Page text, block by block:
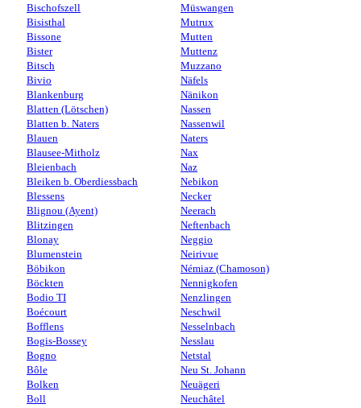
Bischofszell
Bisisthal
Bissone
Bister
Bitsch
Bivio
Blankenburg
Blatten (Lötschen)
Blatten b. Naters
Blauen
Blausee-Mitholz
Bleienbach
Bleiken b. Oberdiessbach
Blessens
Blignou (Ayent)
Blitzingen
Blonay
Blumenstein
Böbikon
Böckten
Bodio TI
Boécourt
Bofflens
Bogis-Bossey
Bogno
Bôle
Bolken
Boll
Müswangen
Mutrux
Mutten
Muttenz
Muzzano
Näfels
Nänikon
Nassen
Nassenwil
Naters
Nax
Naz
Nebikon
Necker
Neerach
Neftenbach
Neggio
Neirivue
Némiaz (Chamoson)
Nennigkofen
Nenzlingen
Neschwil
Nesselnbach
Nesslau
Netstal
Neu St. Johann
Neuägeri
Neuchâtel